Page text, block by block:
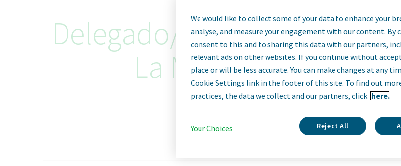
Delegado/a de Ventas
La Mancha
Toledo, Spain
Apply Now
We would like to collect some of your data to enhance your
analyse, and measure your engagement with our content. By
consent to this and to sharing this data with our partners,
relevant ads on other websites. If you continue without
place or will be less accurate. You can make changes at any
Cookie Settings link in the footer of this site. To find out
practices, the data we collect and our partners, click here.
Your Choices Reject All